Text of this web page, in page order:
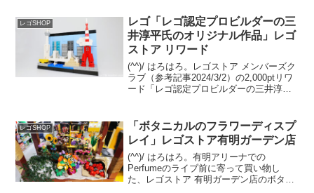
レゴSHOP
レゴ「レゴ認定プロビルダーの三
井淳平氏のオリジナル作品」レゴ
ストア リワード
(^^)/ はろはろ。レゴストア メンバーズク
ラブ（参考記事2024/3/2）の2,000ptリワ
ード「レゴ認定プロビルダーの三井淳平
ビルダー 三井淳平さん(...
レゴSHOP
「ボタニカルのフラワーディスプ
レイ」レゴストア有明ガーデン店
(^^)/ はろはろ。有明アリーナでの
Perfumeのライブ前に寄って買い物し
た、レゴストア 有明ガーデン店のボタニ